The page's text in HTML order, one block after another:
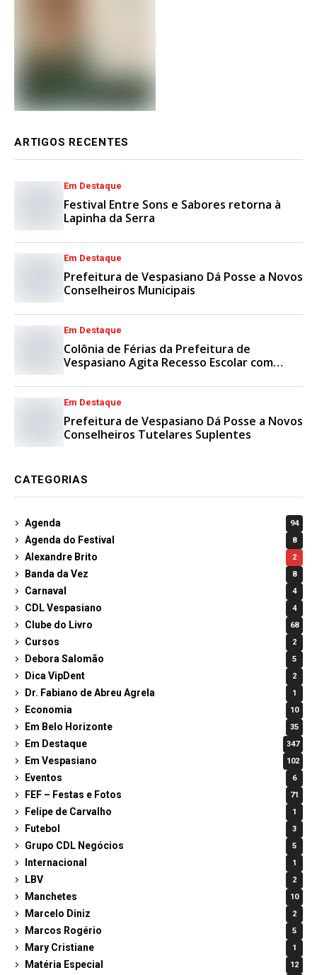
ARTIGOS RECENTES
Em Destaque
Festival Entre Sons e Sabores retorna à
Lapinha da Serra
Em Destaque
Prefeitura de Vespasiano Dá Posse a Novos
Conselheiros Municipais
Em Destaque
Colônia de Férias da Prefeitura de
Vespasiano Agita Recesso Escolar com
Em Destaque
Prefeitura de Vespasiano Dá Posse a Novos
Conselheiros Tutelares Suplentes
CATEGORIAS
Agenda 94
Agenda do Festival 8
Alexandre Brito 2
Banda da Vez 8
Carnaval 4
CDL Vespasiano 4
Clube do Livro 68
Cursos 2
Debora Salomão 5
Dica VipDent 2
Dr. Fabiano de Abreu Agrela 1
Economia 10
Em Belo Horizonte 35
Em Destaque 347
Em Vespasiano 102
Eventos 6
FEF – Festas e Fotos 71
Felipe de Carvalho 1
Futebol 3
Grupo CDL Negócios 5
Internacional 1
LBV 2
Manchetes 10
Marcelo Diniz 2
Marcos Rogério 5
Mary Cristiane 1
Matéria Especial 12